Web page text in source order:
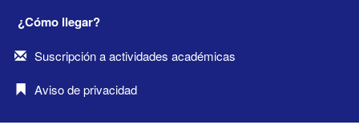
¿Cómo llegar?
Suscripción a actividades académicas
Aviso de privacidad